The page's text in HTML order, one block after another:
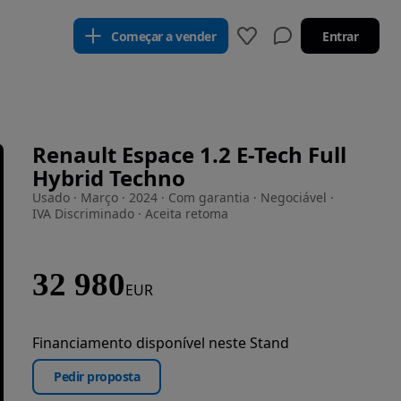
Começar a vender Entrar
Renault Espace 1.2 E-Tech Full
Hybrid Techno
Usado · Março · 2024 · Com garantia · Negociável ·
IVA Discriminado · Aceita retoma
32 980EUR
Financiamento disponível neste Stand
Pedir proposta